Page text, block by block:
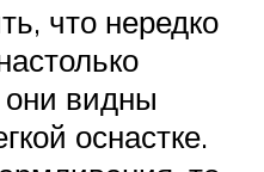
что нередко
видны
оснастке.